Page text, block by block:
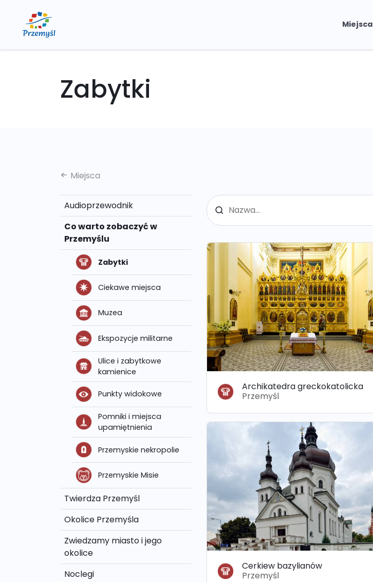
Miejsca
Zabytki
Miejsca
Archikatedra greckokatolicka
Przemyśl
Cerkiew bazylianów
Przemyśl
Audioprzewodnik
Co warto zobaczyć w
Przemyślu
Zabytki
Ciekawe miejsca
Muzea
Ekspozycje militarne
Ulice i zabytkowe
kamienice
Punkty widokowe
Pomniki i miejsca
upamiętnienia
Przemyskie nekropolie
Przemyskie Misie
Twierdza Przemyśl
Okolice Przemyśla
Zwiedzamy miasto i jego
okolice
Noclegi